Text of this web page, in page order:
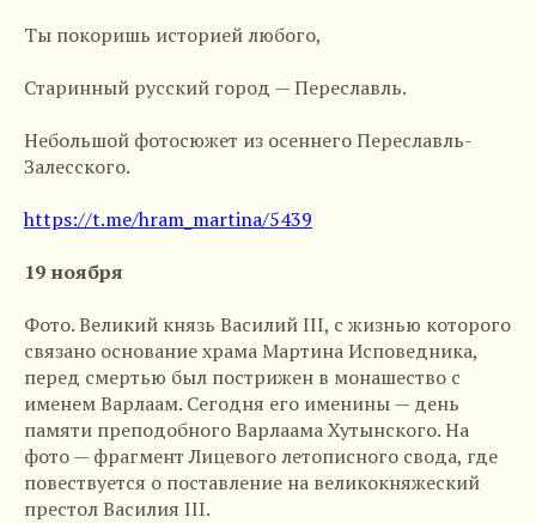
Ты покоришь историей любого,
Старинный русский город — Переславль.
Небольшой фотосюжет из осеннего Переславль-
Залесского.
https://t.me/hram_martina/5439
19 ноября
Фото. Великий князь Василий III, с жизнью которого
связано основание храма Мартина Исповедника,
перед смертью был пострижен в монашество с
именем Варлаам. Сегодня его именины — день
памяти преподобного Варлаама Хутынского. На
фото — фрагмент Лицевого летописного свода, где
повествуется о поставление на великокняжеский
престол Василия III.